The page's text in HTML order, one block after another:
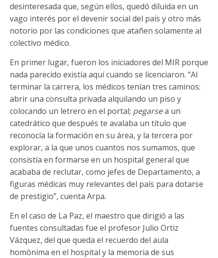
desinteresada que, según ellos, quedó diluida en un
vago interés por el devenir social del país y otro más
notorio por las condiciones que atañen solamente al
colectivo médico.
En primer lugar, fueron los iniciadores del MIR porque
nada parecido existía aquí cuando se licenciaron. “Al
terminar la carrera, los médicos tenían tres caminos:
abrir una consulta privada alquilando un piso y
colocando un letrero en el portal; pegarsea un
catedrático que después te avalaba un título que
reconocía la formación en su área, y la tercera por
explorar, a la que unos cuantos nos sumamos, que
consistía en formarse en un hospital general que
acababa de reclutar, como jefes de Departamento, a
figuras médicas muy relevantes del país para dotarse
de prestigio”, cuenta Arpa.
En el caso de La Paz, el maestro que dirigió a las
fuentes consultadas fue el profesor Julio Ortiz
Vázquez, del que queda el recuerdo del aula
homónima en el hospital y la memoria de sus